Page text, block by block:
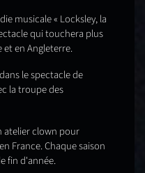
musicale « Locksley, la
qui touchera plus
et en Angleterre.
le spectacle de
la troupe des
atelier clown pour
France. Chaque saison
fin d'année.